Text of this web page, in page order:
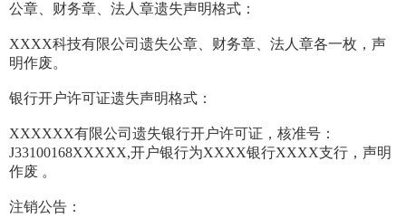
公章、财务章、法人章遗失声明格式：
XXXX科技有限公司遗失公章、财务章、法人章各一枚，声
明作废。
银行开户许可证遗失声明格式：
XXXXXX有限公司遗失银行开户许可证，核准号：
J33100168XXXXX,开户银行为XXXX银行XXXX支行，声明
作废 。
注销公告：